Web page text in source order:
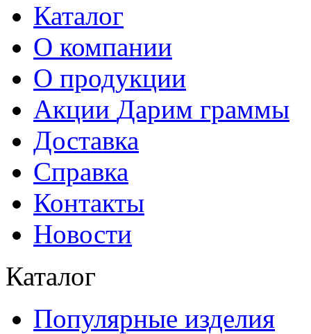
Каталог
О компании
О продукции
Акции Дарим граммы
Доставка
Справка
Контакты
Новости
Каталог
Популярные изделия